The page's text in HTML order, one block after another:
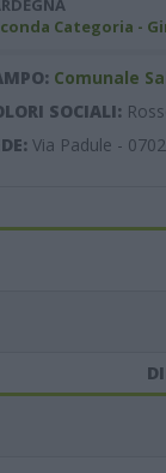
Categoria -
Comunale
SOCIALI:
Via Padule -